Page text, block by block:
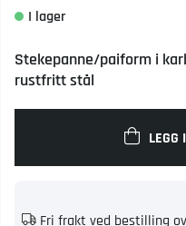
Stekepanne/paiform i
rustfritt stål
LEGG
Fri frakt ved bestilling